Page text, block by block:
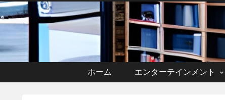
ホーム エンターテインメント